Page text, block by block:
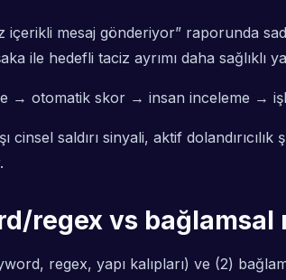
mesaj gönderiyor” raporunda
ile hedefli taciz ayrımı daha sağlıklı
→ otomatik skor → insan inceleme →
saldırı sinyali, aktif
regex vs bağlamsal
regex, yapı kalıpları) ve (2)